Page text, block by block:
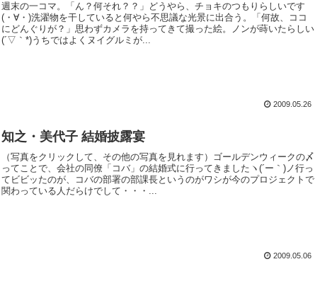
週末の一コマ。「ん？何それ？？」どうやら、チョキのつもりらしいです
(・∀・)洗濯物を干していると何やら不思議な光景に出合う。「何故、ココ
にどんぐりが？」思わずカメラを持ってきて撮った絵。ノンが蒔いたらしい
(´▽｀*)うちではよくヌイグルミが...
2009.05.26
知之・美代子 結婚披露宴
（写真をクリックして、その他の写真を見れます）ゴールデンウィークの〆
ってことで、会社の同僚「コバ」の結婚式に行ってきましたヽ(´ー｀)ノ行っ
てビビッたのが、コバの部署の部課長というのがワシが今のプロジェクトで
関わっている人だらけでして・・・...
2009.05.06